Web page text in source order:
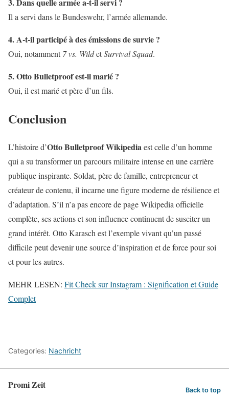
Il a servi dans le Bundeswehr, l’armée allemande.
4. A-t-il participé à des émissions de survie ?
Oui, notamment7 vs. WildetSurvival Squad.
5. Otto Bulletproof est-il marié ?
Oui, il est marié et père d’un fils.
Conclusion
L’histoire d’Otto Bulletproof Wikipediaest celle d’un homme
qui a su transformer un parcours militaire intense en une carrière
publique inspirante. Soldat, père de famille, entrepreneur et
créateur de contenu, il incarne une figure moderne de résilience et
d’adaptation. S’il n’a pas encore de page Wikipedia officielle
complète, ses actions et son influence continuent de susciter un
grand intérêt. Otto Karasch est l’exemple vivant qu’un passé
difficile peut devenir une source d’inspiration et de force pour soi
et pour les autres.
MEHR LESEN: Fit Check sur Instagram : Signification et Guide
Complet
Categories: Nachricht
Promi Zeit Back to top